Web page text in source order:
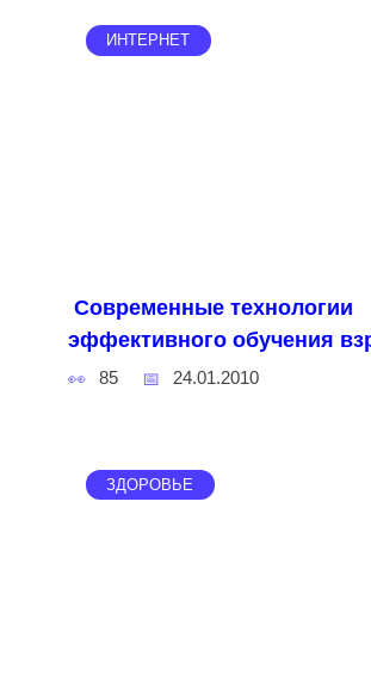
ИНТЕРНЕТ
Современные технологии
эффективного обучения
85 24.01.2010
ЗДОРОВЬЕ